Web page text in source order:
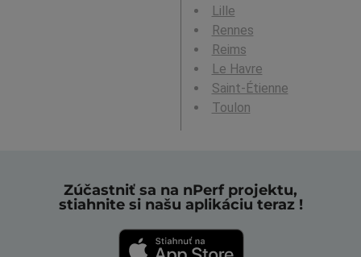
Lille
Rennes
Reims
Le Havre
Saint-Étienne
Toulon
Zúčastniť sa na nPerf projektu,
stiahnite si našu aplikáciu teraz !